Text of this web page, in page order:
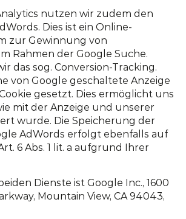
nutzen wir zudem den
Dies ist ein Online-
zur Gewinnung von
Rahmen der Google Suche.
das sog. Conversion-Tracking.
von Google geschaltete Anzeige
gesetzt. Dies ermöglicht uns
mit der Anzeige und unserer
wurde. Die Speicherung der
AdWords erfolgt ebenfalls auf
6 Abs. 1 lit. a aufgrund Ihrer
Dienste ist Google Inc., 1600
Mountain View, CA 94043,